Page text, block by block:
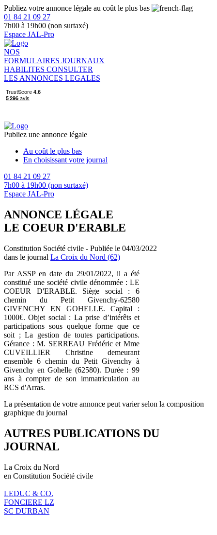
Publiez votre annonce légale au coût le plus bas
01 84 21 09 27
7h00 à 19h00 (non surtaxé)
Espace JAL-Pro
NOS
FORMULAIRES JOURNAUX
HABILITES CONSULTER
LES ANNONCES LEGALES
Publiez une annonce légale
Au coût le plus bas
En choisissant votre journal
01 84 21 09 27
7h00 à 19h00 (non surtaxé)
Espace JAL-Pro
ANNONCE LÉGALE
LE COEUR D'ERABLE
Constitution Société civile - Publiée le 04/03/2022
dans le journal La Croix du Nord (62)
Par ASSP en date du 29/01/2022, il a été
constitué une société civile dénommée : LE
COEUR D'ERABLE. Siège social : 6
chemin du Petit Givenchy-62580
GIVENCHY EN GOHELLE. Capital :
1000€. Objet social : La prise d’intérêts et
participations sous quelque forme que ce
soit ; La gestion de toutes participations.
Gérance : M. SERREAU Frédéric et Mme
CUVEILLIER Christine demeurant
ensemble 6 chemin du Petit Givenchy à
Givenchy en Gohelle (62580). Durée : 99
ans à compter de son immatriculation au
RCS d'Arras.
La présentation de votre annonce peut varier selon la composition
graphique du journal
AUTRES PUBLICATIONS DU
JOURNAL
La Croix du Nord
en Constitution Société civile
LEDUC & CO.
FONCIERE LZ
SC DURBAN